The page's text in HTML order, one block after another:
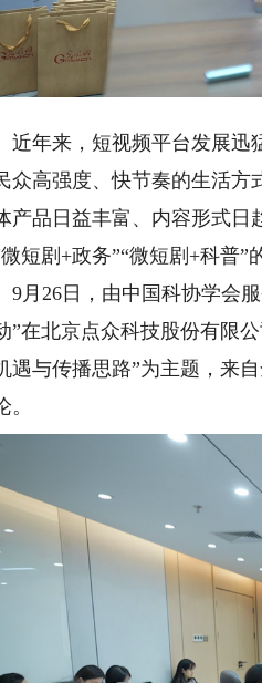
Loaded
43.62%
年来，短视频平台发展迅猛
众高强度、快节奏的生活方
产品日益丰富、内容形式日
短剧+政务”“微短剧+科普”
26日，由中国科协学会服
”在北京点众科技股份有限
遇与传播思路”为主题，来
。